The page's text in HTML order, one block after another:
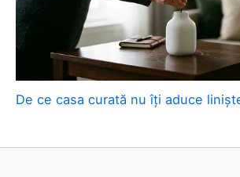
De ce casa curată nu îți aduce